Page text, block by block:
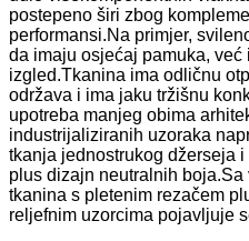
postepeno širi zbog
performansi.Na primjer,
da imaju osjećaj pamuka, već
izgled.Tkanina ima odličnu
održava i ima jaku tržišnu
upotreba manjeg obima
industrijaliziranih uzoraka
tkanja jednostrukog džerseja
plus dizajn neutralnih boja.Sa
tkanina s pletenim rezačem
reljefnim uzorcima pojavljuje